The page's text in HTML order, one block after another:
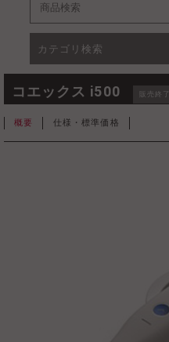
カテゴリ検索
コエックス i500 販売終了
概要 仕様・標準価格